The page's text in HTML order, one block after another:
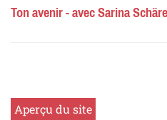
Ton avenir - avec Sarina
Aperçu du site